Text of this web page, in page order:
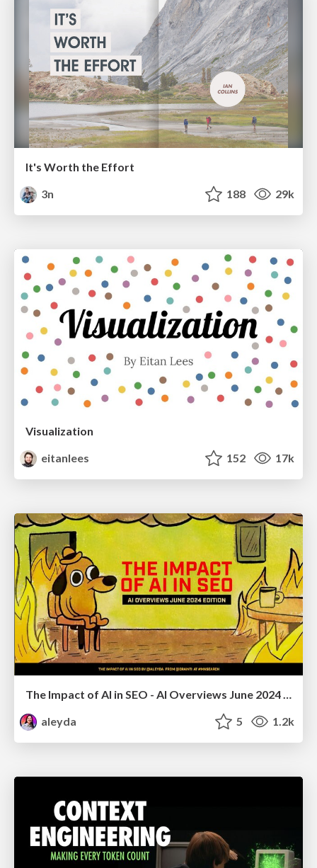
It's Worth the Effort
3n
188 29k
Visualization
eitanlees
152 17k
The Impact of AI in SEO - AI Overviews June 2024 Edition
aleyda
5 1.2k